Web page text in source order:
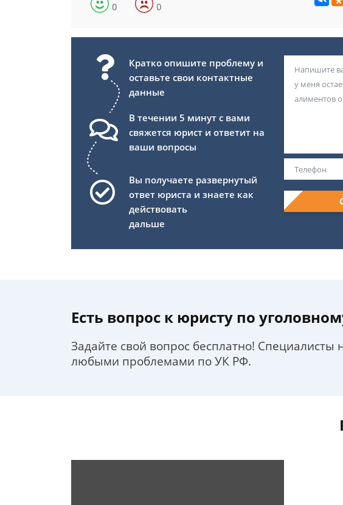
0 0
Кратко опишите проблему и
оставьте свои контактные
данные
В течении 5 минут с вами
свяжется юрист и ответит на
ваши вопросы
Вы получаете развернутый
ответ юриста и знаете как
действовать
дальше
Есть вопрос к юристу по
Задайте свой вопрос бесплатно! Специалисты
любыми проблемами по УК РФ.